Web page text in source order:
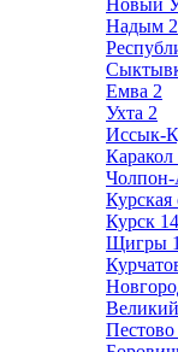
Новый
Надым 2
Емва 2
Ухта 2
Иссык-
Каракол
Чолпон-
Курская
Курск 14
Щигры 1
Пестово